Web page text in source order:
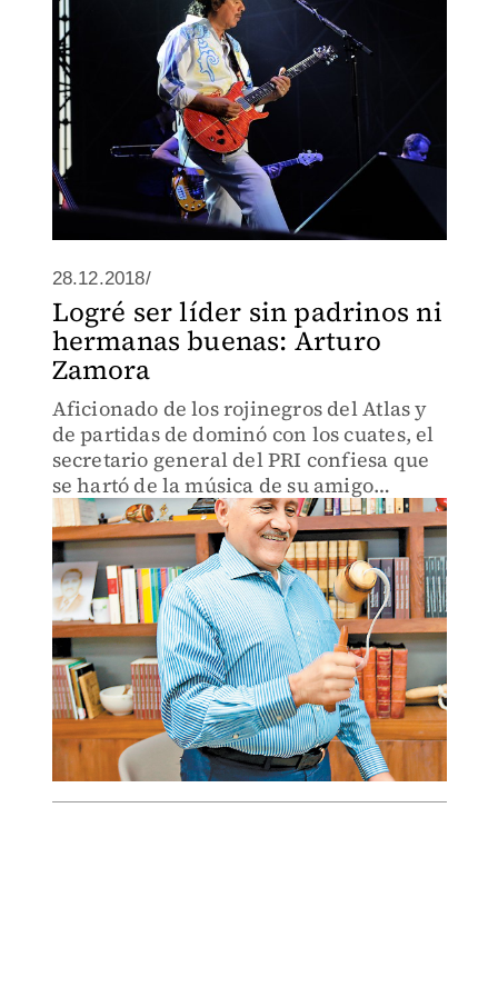
28.12.2018/
Logré ser líder sin padrinos ni
hermanas buenas: Arturo
Zamora
Aficionado de los rojinegros del Atlas y
de partidas de dominó con los cuates, el
secretario general del PRI confiesa que
se hartó de la música de su amigo
Vicente Fernández y que prefiere la de
Carlos Santana, con quien tuvo el honor
de trabajar.